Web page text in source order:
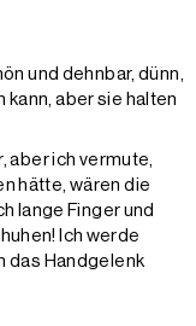
und dehnbar, dünn,
aber sie halten
aber ich vermute,
hätte, wären die
lange Finger und
Ich werde
das Handgelenk